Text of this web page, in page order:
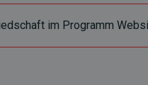
im Programm